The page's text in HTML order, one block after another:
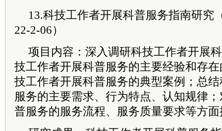
13.科技工作者开展科普服务指南研究
22-2-06）
项目内容：深入调研科技工作者开展
技工作者开展科普服务的主要经验和存
技工作者开展科普服务的典型案例；总
服务的主要需求、行为特点、认知规律
普服务的服务流程、服务质量要求等方